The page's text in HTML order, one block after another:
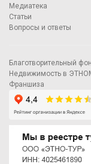
Медиатека
Статьи
Вопросы и ответы
Благотворительный
Недвижимость в
Франшиза